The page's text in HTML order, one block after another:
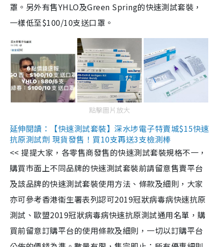
罩。另外有售YHLO及Green Spring的快速測試套裝，
一樣低至$100/10支送口罩。
點擊圖片放大
延伸閱讀：【快速測試套裝】深水埗電子特賣城$15快速
抗原測試劑 現貨發售！買10支再送3支檢測棒
<< 提提大家，各零售商發售的快速測試套裝規格不一，
購買市面上不同品牌的快速測試套裝前請留意售賣平台
及該品牌的快速測試套裝使用方法、條款及細則，大家
亦可參考香港衞生署表列認可2019冠狀病毒病快速抗原
測試、歐盟2019冠狀病毒病快速抗原測試通用名單，購
買前留意訂購平台的使用條款及細則，一切以訂購平台